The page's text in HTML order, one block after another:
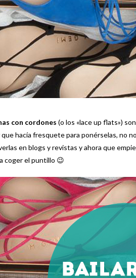
con cordones (o los «lace up flats»)
hacía fresquete para ponérselas, no
en blogs y revistas y ahora que
coger el puntillo 😉